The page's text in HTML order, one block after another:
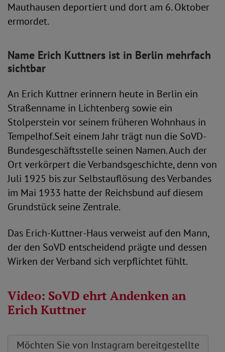
Mauthausen deportiert und dort am 6. Oktober
ermordet.
Name Erich Kuttners ist in Berlin mehrfach
sichtbar
An Erich Kuttner erinnern heute in Berlin ein
Straßenname in Lichtenberg sowie ein
Stolperstein vor seinem früheren Wohnhaus in
Tempelhof.Seit einem Jahr trägt nun die SoVD-
Bundesgeschäftsstelle seinen Namen. Auch der
Ort verkörpert die Verbandsgeschichte, denn von
Juli 1925 bis zur Selbstauflösung des Verbandes
im Mai 1933 hatte der Reichsbund auf diesem
Grundstück seine Zentrale.
Das Erich-Kuttner-Haus verweist auf den Mann,
der den SoVD entscheidend prägte und dessen
Wirken der Verband sich verpflichtet fühlt.
Video: SoVD ehrt Andenken an
Erich Kuttner
Möchten Sie von Instagram bereitgestellte